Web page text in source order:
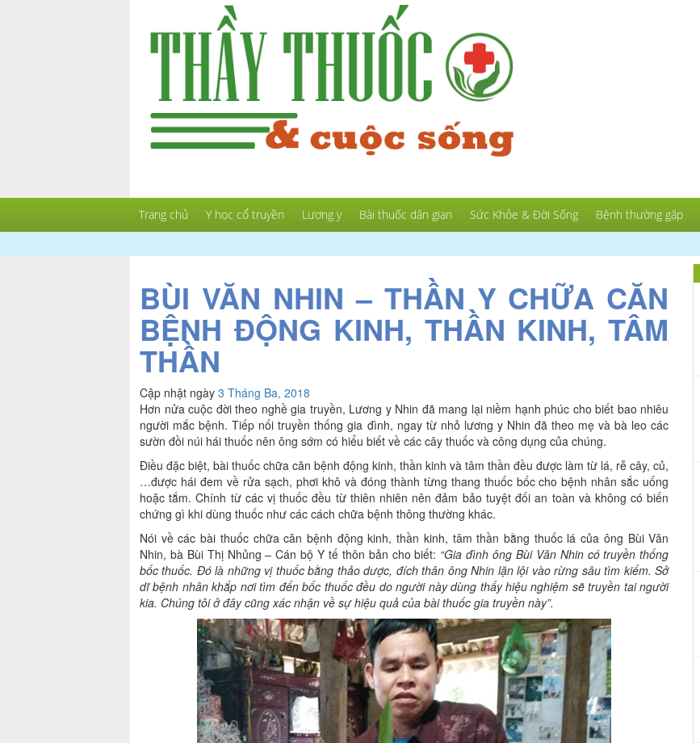
Trang chủ Y học cổ truyền Lương y Bài thuốc dân gian Sức Khỏe & Đời Sống Bệnh thường gặp
BÙI VĂN NHIN – THẦN Y CHỮA CĂN
BỆNH ĐỘNG KINH, THẦN KINH, TÂM
THẦN
Cập nhật ngày 3 Tháng Ba, 2018
Hơn nửa cuộc đời theo nghề gia truyền, Lương y Nhin đã mang lại niềm hạnh phúc cho biết bao nhiêu
người mắc bệnh. Tiếp nối truyền thống gia đình, ngay từ nhỏ lương y Nhin đã theo mẹ và bà leo các
sườn đồi núi hái thuốc nên ông sớm có hiểu biết về các cây thuốc và công dụng của chúng.
Điều đặc biệt, bài thuốc chữa căn bệnh động kinh, thần kinh và tâm thần đều được làm từ lá, rễ cây, củ,
…được hái đem về rửa sạch, phơi khô và đóng thành từng thang thuốc bốc cho bệnh nhân sắc uống
hoặc tắm. Chính từ các vị thuốc đều từ thiên nhiên nên đảm bảo tuyệt đối an toàn và không có biến
chứng gì khi dùng thuốc như các cách chữa bệnh thông thường khác.
Nói về các bài thuốc chữa căn bệnh động kinh, thần kinh, tâm thần bằng thuốc lá của ông Bùi Văn
Nhin, bà Bùi Thị Nhủng – Cán bộ Y tế thôn bản cho biết: “Gia đình ông Bùi Văn Nhin có truyền thống
bốc thuốc. Đó là những vị thuốc bằng thảo dược, đích thân ông Nhin lặn lội vào rừng sâu tìm kiếm. Sở
dĩ bệnh nhân khắp nơi tìm đến bốc thuốc đều do người này dùng thấy hiệu nghiệm sẽ truyền tai người
kia. Chúng tôi ở đây cũng xác nhận về sự hiệu quả của bài thuốc gia truyền này”.